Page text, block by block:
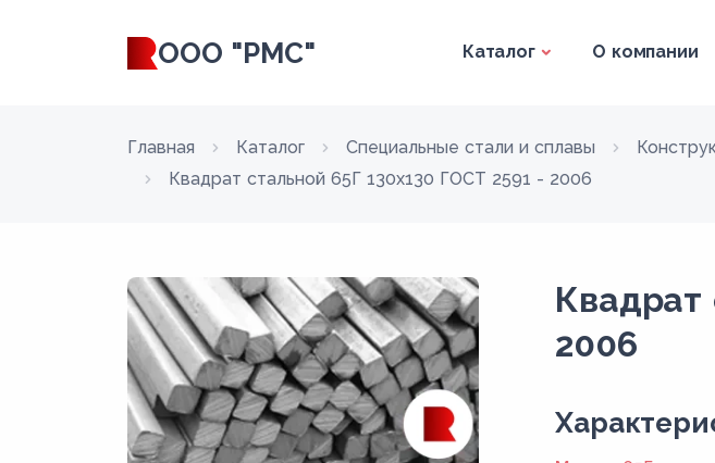
ООО "РМС" Каталог О компании
Главная Каталог Специальные стали и сплавы
Квадрат стальной 65Г 130x130 ГОСТ 2591 - 2006
Квадрат
2006